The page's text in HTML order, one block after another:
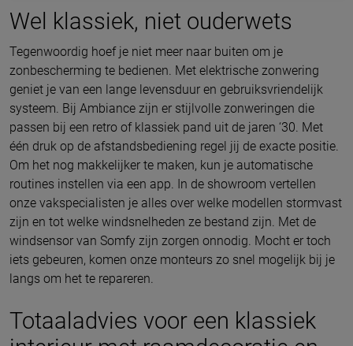
Wel klassiek, niet ouderwets
Tegenwoordig hoef je niet meer naar buiten om je
zonbescherming te bedienen. Met elektrische zonwering
geniet je van een lange levensduur en gebruiksvriendelijk
systeem. Bij Ambiance zijn er stijlvolle zonweringen die
passen bij een retro of klassiek pand uit de jaren ‘30. Met
één druk op de afstandsbediening regel jij de exacte positie.
Om het nog makkelijker te maken, kun je automatische
routines instellen via een app. In de showroom vertellen
onze vakspecialisten je alles over welke modellen stormvast
zijn en tot welke windsnelheden ze bestand zijn. Met de
windsensor van Somfy zijn zorgen onnodig. Mocht er toch
iets gebeuren, komen onze monteurs zo snel mogelijk bij je
langs om het te repareren.
Totaaladvies voor een klassiek